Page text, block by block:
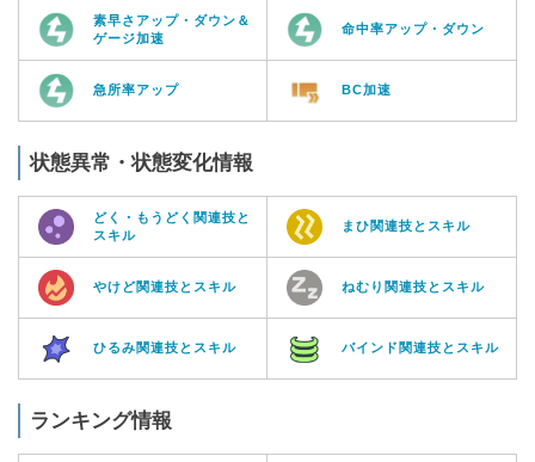
素早さアップ・ダウン＆
ゲージ加速
命中率アップ・ダウン
急所率アップ BC加速
状態異常・状態変化情報
どく・もうどく関連技と
スキル
まひ関連技とスキル
やけど関連技とスキル ねむり関連技とスキル
ひるみ関連技とスキル バインド関連技とスキル
ランキング情報